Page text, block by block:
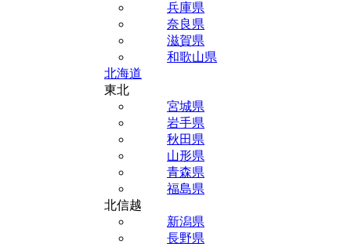
兵庫県
奈良県
滋賀県
和歌山県
北海道
東北
宮城県
岩手県
秋田県
山形県
青森県
福島県
北信越
新潟県
長野県